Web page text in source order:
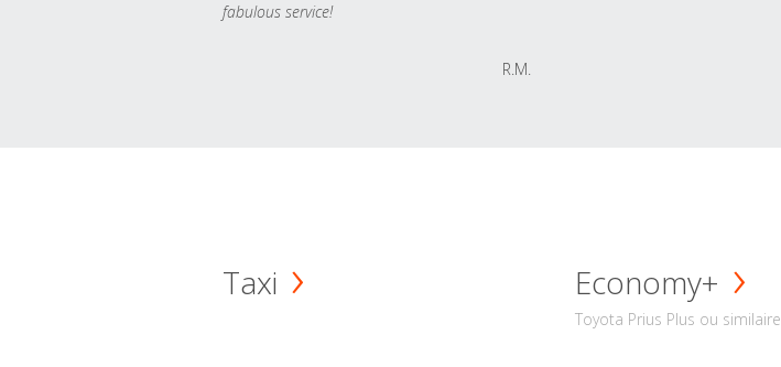
fabulous service!
R.M.
Taxi Economy+
Toyota Prius Plus ou similaire